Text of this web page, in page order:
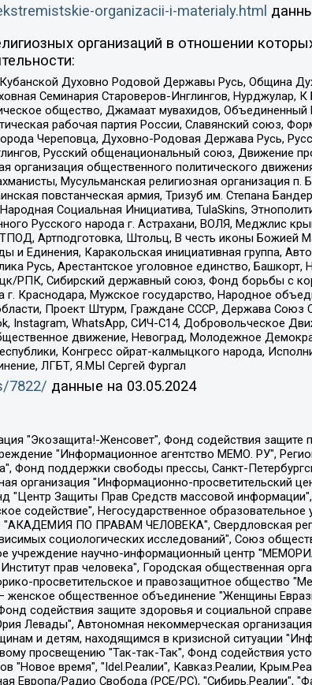
organizacii-i-materialy.html
организаций в отношении
Духовно Родовой Державы Русь, Община
Семинария Староверов-Инглингов, Нурджулар,
общество, Джамаат мувахидов,
рабочая партия России, Славянский союз,
Череповца, Духовно-Родовая Держава Русь,
Русский общенациональный союз, Движение
организация общественного политического
Мусульманская религиозная организация п.
повстанческая армия, Тризуб им. Степана
Социальная Инициатива, TulaSkins,
Русского народа г. Астрахани, ВОЛЯ, Меджлис
Артподготовка, Штольц, В честь иконы Божией
Единения, Каракольская инициативная группа,
Русь, Арестантское уголовное единство,
РПК, Сибирский державный союз, Фонд борьбы с
г. Краснодара, Мужское государство, Народное
Проект Штурм, Граждане СССР, Держава Союз
Instagram, WhatsApp, СИЧ-С14, Добровольческое
движение, Невоград, Молодежное
Конгресс ойрат-калмыцкого народа,
ЛГБТ, Я.МЫ Сергей Фургал
7822/ данные на 03.05.2024
Межрегиональный профессиональный союз работников здравоохранения "Альянс врачей", Юридическое лицо, зарегистрированное в Латвийской Республике, SIA "Medusa Project" (регистрационный номер 40103797863, дата регистрации 10.06.2014), Некоммерческая организация "Фонд по борьбе с коррупцией", Автономная некоммерческая организация "Институт права и публичной политики", Баданин Роман Сергеевич, Гликин Максим Александрович, Железнова Мария Михайловна, Лукьянова Юлия Сергеевна, Маетная Елизавета Витальевна, Маняхин Петр Борисович, Чуракова Ольга Владимировна, Ярош Юлия Петровна, Юридическое лицо "The Insider SIA", зарегистрированное в Риге, Латвийская Республика (дата регистрации 26.06.2015), являющееся администратором доменного имени интернет-издания "The Insider SIA", https://theins.ru, Постернак Алексей Евгеньевич, Рубин Михаил Аркадьевич, Анин Роман Александрович, Юридическое лицо Istories fonds, зарегистрированное в Латвийской Республике (регистрационный номер 50008295751, дата регистрации 24.02.2020), Великовский Дмитрий Александрович, Долинина Ирина Николаевна, Мароховская Алеся Алексеевна, Шлейнов Роман Юрьевич, Шмагун Олеся Валентиновна, Общество с ограниченной ответственностью "Альтаир 2021", Общество с ограниченной ответственностью "Вега 2021", Общество с ограниченной ответственностью "Главный редактор 2021", Общество с ограниченной ответственностью "Ромашки монолит", Важенков Артем Валерьевич, Ивановская областная общественная организация "Центр гендерных исследований", Гурман Юрий Альбертович, Медиапроект "ОВД-Инфо", Егоров Владимир Владимирович, Жилинский Владимир Александрович, Общество с ограниченной ответственностью "ЗП", Иванова София Юрьевна, Карезина Инна Павловна, Кильтау Екатерина Викторовна, Петров Алексей Викторович, Пискунов Сергей Евгеньевич, Смирнов Сергей Сергеевич, Тихонов Михаил Сергеевич, Общество с ограниченной ответственностью "ЖУРНАЛИСТ-ИНОСТРАННЫЙ АГЕНТ", Арапова Галина Юрьевна, Вольтская Татьяна Анатольевна, Американская компания "Mason G.E.S. Anonymous Foundation" (США), являющаяся владельцем интернет-издания https://mnews.world/, Компания "Stichting Bellingcat", зарегистрированная в Нидерландах (дата регистрации 11.07.2018), Захаров Андрей Вячеславович, Клепиковская Екатерина Дмитриевна, Общество с ограниченной ответственностью "МЕМО", Перл Роман Александрович, Симонов Евгений Алексеевич, Соловьева Елена Анатольевна, Сотников Даниил Владимирович, Сурначева Елизавета Дмитриевна, Автономная некоммерческая организация по защите прав человека и информированию населения "Якутия – Наше Мнение", Общество с ограниченной ответственностью "Москоу диджитал медиа", с 26.01.2023 Общество с ограниченной ответственностью "Чайка Белые сады", Ветошкина Валерия Валерьевна, Заговора Максим Александрович, Межрегиональное общественное движение "Российская ЛГБТ - сеть", Оленичев Максим Владимирович, Павлов Иван Юрьевич, Скворцова Елена Сергеевна, Общество с ограниченной ответственностью "Как бы инагент", Кочетков Игорь Викторович, Общество с ограниченной ответственностью "Честные выборы", Еланчик Олег Александрович, Общество с ограниченной ответственностью "Нобелевский призыв", Гималова Регина Эмилевна, Григорьев Андрей Валерьевич,